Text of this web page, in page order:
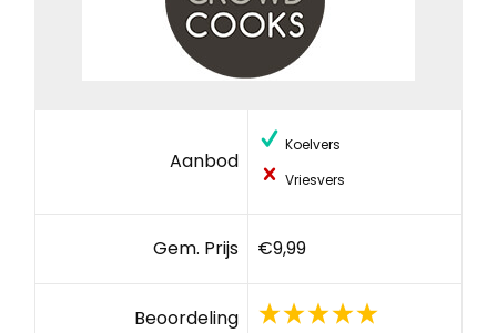
Aanbod
Koelvers
Vriesvers
Gem. Prijs €9,99
Beoordeling